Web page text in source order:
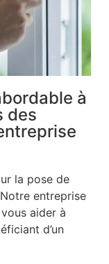
à
des
la pose de
entreprise
aider à
d’un